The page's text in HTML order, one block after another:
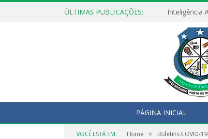
ÚLTIMAS PUBLICAÇÕES:
PÁGINA INICIAL
VOCÊ ESTÁ EM: Home » Boletins COVID-19